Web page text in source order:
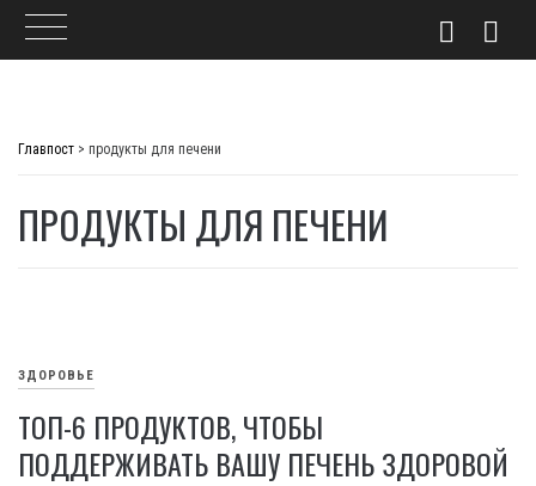
Главпост > продукты для печени
ПРОДУКТЫ ДЛЯ ПЕЧЕНИ
ЗДОРОВЬЕ
ТОП-6 ПРОДУКТОВ, ЧТОБЫ
ПОДДЕРЖИВАТЬ ВАШУ ПЕЧЕНЬ ЗДОРОВОЙ